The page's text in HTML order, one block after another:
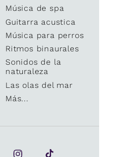
Música de spa
Guitarra acustica
Música para perros
Ritmos binaurales
Sonidos de la
naturaleza
Las olas del mar
Más...